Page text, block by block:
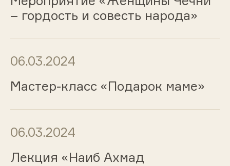
– гордость и совесть народа»
06.03.2024
Мастер-класс «Подарок маме»
06.03.2024
Лекция «Наиб Ахмад